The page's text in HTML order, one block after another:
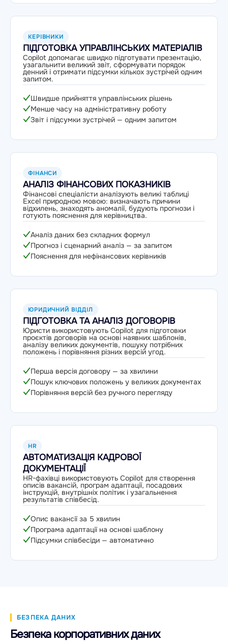
КЕРІВНИКИ
ПІДГОТОВКА УПРАВЛІНСЬКИХ МАТЕРІАЛІВ
Copilot допомагає швидко підготувати презентацію,
узагальнити великий звіт, сформувати порядок
денний і отримати підсумки кількох зустрічей одним
запитом.
Швидше прийняття управлінських рішень
Менше часу на адміністративну роботу
Звіт і підсумки зустрічей — одним запитом
ФІНАНСИ
АНАЛІЗ ФІНАНСОВИХ ПОКАЗНИКІВ
Фінансові спеціалісти аналізують великі таблиці
Excel природною мовою: визначають причини
відхилень, знаходять аномалії, будують прогнози і
готують пояснення для керівництва.
Аналіз даних без складних формул
Прогноз і сценарний аналіз — за запитом
Пояснення для нефінансових керівників
ЮРИДИЧНИЙ ВІДДІЛ
ПІДГОТОВКА ТА АНАЛІЗ ДОГОВОРІВ
Юристи використовують Copilot для підготовки
проєктів договорів на основі наявних шаблонів,
аналізу великих документів, пошуку потрібних
положень і порівняння різних версій угод.
Перша версія договору — за хвилини
Пошук ключових положень у великих документах
Порівняння версій без ручного перегляду
HR
АВТОМАТИЗАЦІЯ КАДРОВОЇ
ДОКУМЕНТАЦІЇ
HR-фахівці використовують Copilot для створення
описів вакансій, програм адаптації, посадових
інструкцій, внутрішніх політик і узагальнення
результатів співбесід.
Опис вакансії за 5 хвилин
Програма адаптації на основі шаблону
Підсумки співбесіди — автоматично
БЕЗПЕКА ДАНИХ
Безпека корпоративних даних